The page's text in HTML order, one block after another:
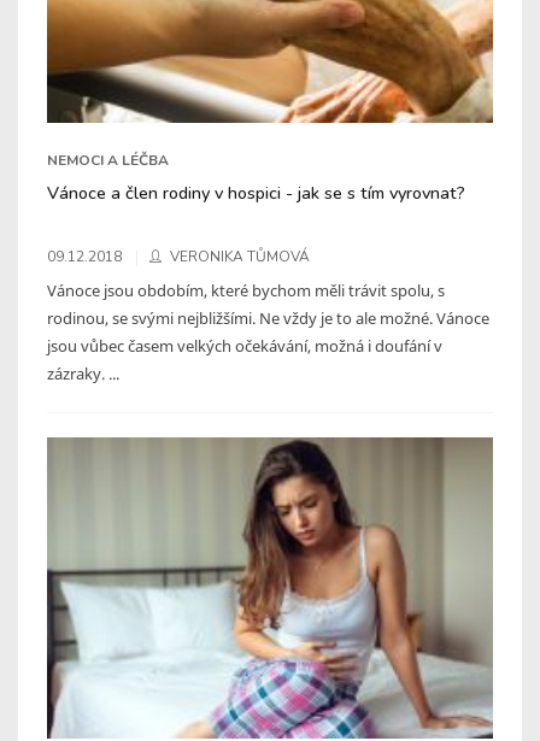
NEMOCI A LÉČBA
Vánoce a člen rodiny v hospici - jak se s tím vyrovnat?
09.12.2018 VERONIKA TŮMOVÁ
Vánoce jsou obdobím, které bychom měli trávit spolu, s
rodinou, se svými nejbližšími. Ne vždy je to ale možné. Vánoce
jsou vůbec časem velkých očekávání, možná i doufání v
zázraky. ...